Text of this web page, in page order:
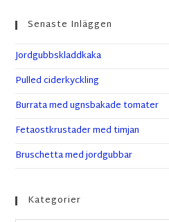
Senaste Inläggen
Jordgubbskladdkaka
Pulled ciderkyckling
Burrata med ugnsbakade tomater
Fetaostkrustader med timjan
Bruschetta med jordgubbar
Kategorier